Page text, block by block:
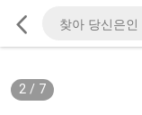
2/ 7